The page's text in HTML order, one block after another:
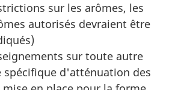
sur les arômes, les
autorisés devraient être
sur toute autre
spécifique d'atténuation des